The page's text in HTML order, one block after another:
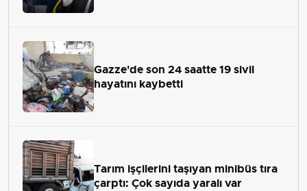
Gazze'de son 24 saatte 19 sivil
hayatını kaybetti
Tarım işçilerini taşıyan minibüs tıra
çarptı: Çok sayıda yaralı var